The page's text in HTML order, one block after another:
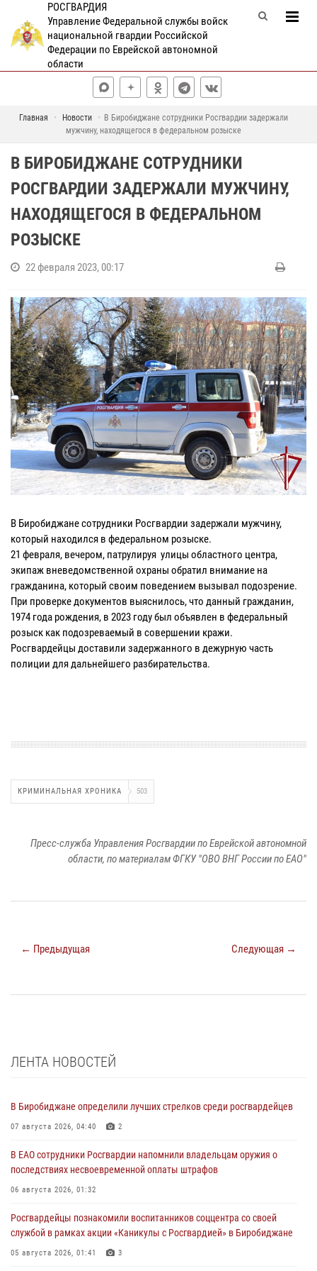
РОСГВАРДИЯ
Управление Федеральной службы войск
национальной гвардии Российской
Федерации по Еврейской автономной
области
Главная Новости
В Биробиджане сотрудники Росгвардии задержали
мужчину, находящегося в федеральном розыске
В БИРОБИДЖАНЕ СОТРУДНИКИ
РОСГВАРДИИ ЗАДЕРЖАЛИ МУЖЧИНУ,
НАХОДЯЩЕГОСЯ В ФЕДЕРАЛЬНОМ
РОЗЫСКЕ
22 февраля 2023, 00:17
В Биробиджане сотрудники Росгвардии задержали мужчину,
который находился в федеральном розыске.
21 февраля, вечером, патрулируя улицы областного центра,
экипаж вневедомственной охраны обратил внимание на
гражданина, который своим поведением вызывал подозрение.
При проверке документов выяснилось, что данный гражданин,
1974 года рождения, в 2023 году был объявлен в федеральный
розыск как подозреваемый в совершении кражи.
Росгвардейцы доставили задержанного в дежурную часть
полиции для дальнейшего разбирательства.
КРИМИНАЛЬНАЯ ХРОНИКА 503
Пресс-служба Управления Росгвардии по Еврейской автономной
области, по материалам ФГКУ "ОВО ВНГ России по ЕАО"
← Предыдущая Следующая →
ЛЕНТА НОВОСТЕЙ
В Биробиджане определили лучших стрелков среди росгвардейцев
07 августа 2026, 04:40 2
В ЕАО сотрудники Росгвардии напомнили владельцам оружия о
последствиях несвоевременной оплаты штрафов
06 августа 2026, 01:32
Росгвардейцы познакомили воспитанников соццентра со своей
службой в рамках акции «Каникулы с Росгвардией» в Биробиджане
05 августа 2026, 01:41 3